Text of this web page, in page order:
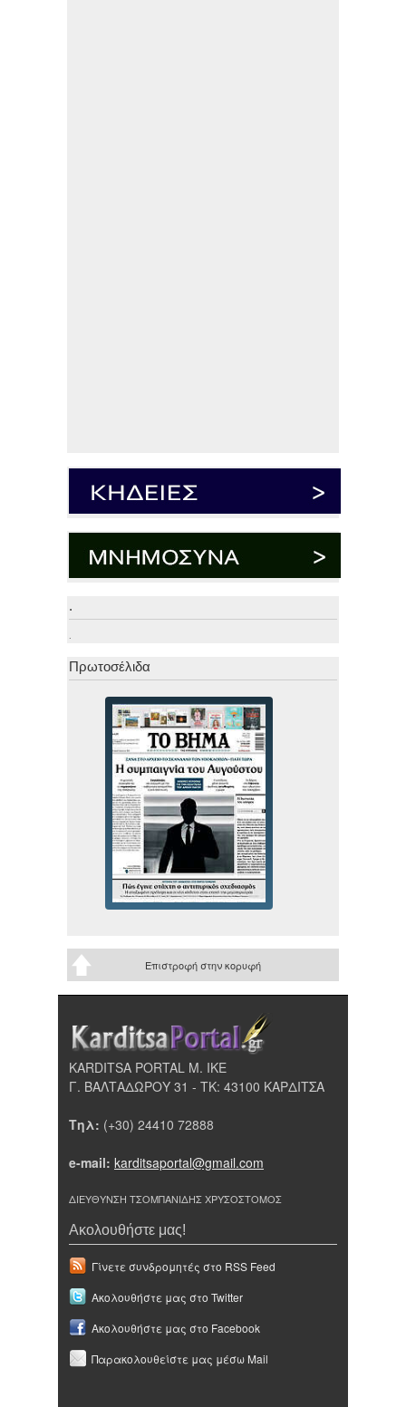
.
.
Πρωτοσέλιδα
Επιστροφή στην κορυφή
KARDITSA PORTAL Μ. ΙΚΕ
Γ. ΒΑΛΤΑΔΩΡΟΥ 31 - ΤΚ: 43100 ΚΑΡΔΙΤΣΑ
Τηλ: (+30) 24410 72888
e-mail: karditsaportal@gmail.com
ΔΙΕΥΘΥΝΣΗ ΤΣΟΜΠΑΝΙΔΗΣ ΧΡΥΣΟΣΤΟΜΟΣ
Ακολουθήστε μας!
Γίνετε συνδρομητές στο RSS Feed
Ακολουθήστε μας στο Twitter
Ακολουθήστε μας στο Facebook
Παρακολουθείστε μας μέσω Mail